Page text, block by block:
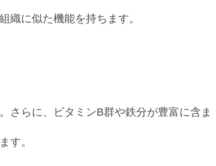
織に似た機能を持ちます。
さらに、ビタミンB群や鉄分が豊富に含ま
す。